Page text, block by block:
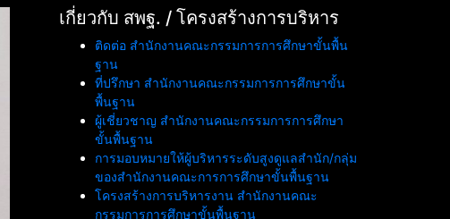
เกี่ยวกับ สพฐ. / โครงสร้างการบริหาร
ติดต่อ สำนักงานคณะกรรมการการศึกษาขั้นพื้น
ฐาน
ที่ปรึกษา สำนักงานคณะกรรมการการศึกษาขั้น
พื้นฐาน
ผู้เชี่ยวชาญ สำนักงานคณะกรรมการการศึกษา
ขั้นพื้นฐาน
การมอบหมายให้ผู้บริหารระดับสูงดูแลสำนัก/กลุ่ม
ของสำนักงานคณะการการศึกษาขั้นพื้นฐาน
โครงสร้างการบริหารงาน สำนักงานคณะ
กรรมการการศึกษาขั้นพื้นฐาน